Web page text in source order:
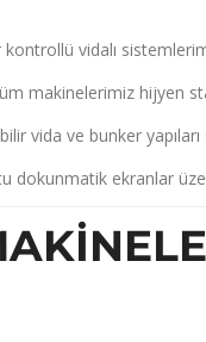
vidalı
makinelerimiz hijyen
vida ve bunker
dokunmatik ekranlar